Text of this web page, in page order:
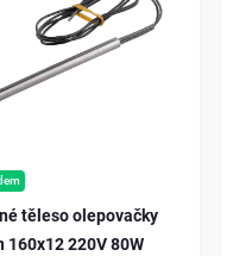
těleso olepovačky
160x12 220V 80W